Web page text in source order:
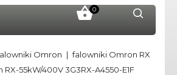
0
Omron
falowniki Omron RX
55kW/400V 3G3RX-A4550-E1F